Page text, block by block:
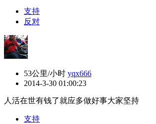
支持
反对
53公里/小时 yqx666
2014-3-30 01:00:23
人活在世有钱了就应多做好事大家坚持
支持